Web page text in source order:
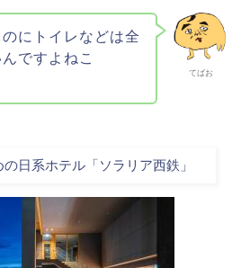
てばお
にトイレなどは全
ですよねこ
日系ホテル「ソラリア西鉄」